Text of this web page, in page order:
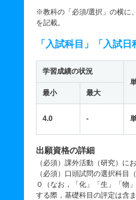
※教科の「必須/選択」の横に
を記載。
「入試科目」「入試
学習成績の状況
最小 最大
4.0 -
出願資格の詳細
（必須）課外活動（研究）に
（必須）口頭試問の選択科目
０（なお，「化」「生」「物
する際，基礎科目の評定は含